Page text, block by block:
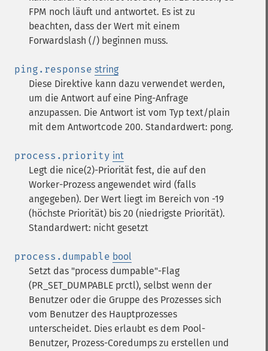
FPM noch läuft und antwortet. Es ist zu
beachten, dass der Wert mit einem
Forwardslash (/) beginnen muss.
ping.response string
Diese Direktive kann dazu verwendet werden,
um die Antwort auf eine Ping-Anfrage
anzupassen. Die Antwort ist vom Typ text/plain
mit dem Antwortcode 200. Standardwert: pong.
process.priority int
Legt die nice(2)-Priorität fest, die auf den
Worker-Prozess angewendet wird (falls
angegeben). Der Wert liegt im Bereich von -19
(höchste Priorität) bis 20 (niedrigste Priorität).
Standardwert: nicht gesetzt
process.dumpable bool
Setzt das "process dumpable"-Flag
(PR_SET_DUMPABLE prctl), selbst wenn der
Benutzer oder die Gruppe des Prozesses sich
vom Benutzer des Hauptprozesses
unterscheidet. Dies erlaubt es dem Pool-
Benutzer, Prozess-Coredumps zu erstellen und